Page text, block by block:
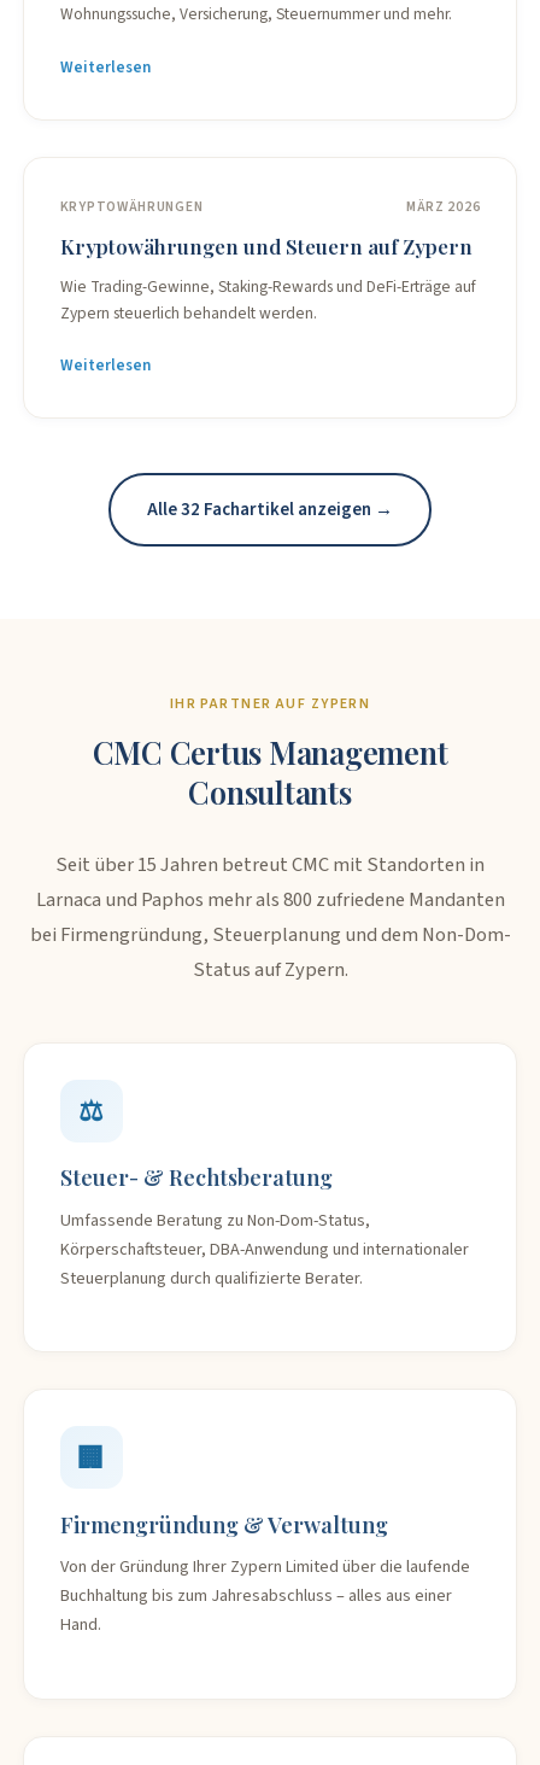
Wohnungssuche, Versicherung, Steuernummer und mehr.
Weiterlesen
KRYPTOWÄHRUNGEN MÄRZ 2026
Kryptowährungen und Steuern auf Zypern
Wie Trading-Gewinne, Staking-Rewards und DeFi-Erträge auf
Zypern steuerlich behandelt werden.
Weiterlesen
Alle 32 Fachartikel anzeigen →
IHR PARTNER AUF ZYPERN
CMC Certus Management
Consultants
Seit über 15 Jahren betreut CMC mit Standorten in
Larnaca und Paphos mehr als 800 zufriedene Mandanten
bei Firmengründung, Steuerplanung und dem Non-Dom-
Status auf Zypern.
⚖️
Steuer- & Rechtsberatung
Umfassende Beratung zu Non-Dom-Status,
Körperschaftsteuer, DBA-Anwendung und internationaler
Steuerplanung durch qualifizierte Berater.
🏢
Firmengründung & Verwaltung
Von der Gründung Ihrer Zypern Limited über die laufende
Buchhaltung bis zum Jahresabschluss – alles aus einer
Hand.